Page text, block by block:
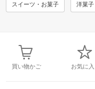
スイーツ・お菓子 洋菓子
買い物かご お気に入